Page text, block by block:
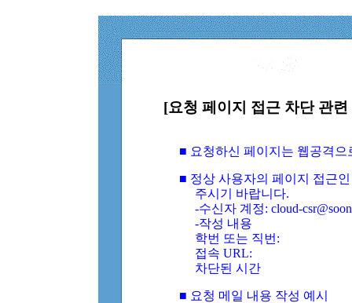
[요청 페이지 접근 차단 관
■ 요청하신 페이지는 웹공격
■ 정상 사용자의 페이지 접근
주시기 바랍니다.
-수신자 계정: cloud-
-작성 내용
학번 또는 직번:
접속 URL:
차단된 시간
■ 요청 메일 내용 작성 예시